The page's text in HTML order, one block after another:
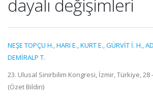
dayalı değişimleri
NEŞE TOPÇU H.,HARI E.,KURT E.,GÜRVİT İ. H.,
DEMİRALP T.
23. Ulusal Sinirbilim Kongresi, İzmir, Türkiye, 28
(Özet Bildiri)